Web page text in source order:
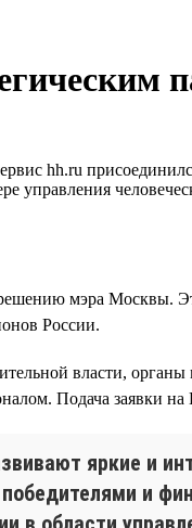
hh.ru
управления
мэра Москвы.
России.
власти,
Подача заявки
яркие и
и